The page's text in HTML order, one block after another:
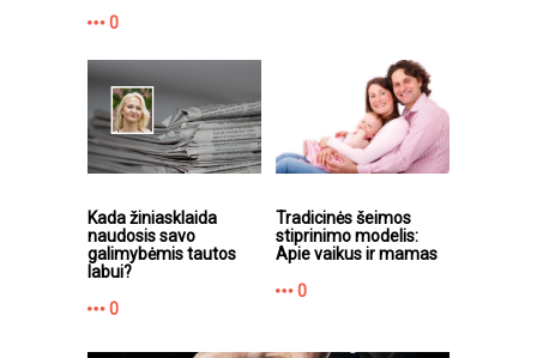
0
Kada žiniasklaida
naudosis savo
galimybėmis tautos
labui?
0
Tradicinės šeimos
stiprinimo modelis:
Apie vaikus ir mamas
0